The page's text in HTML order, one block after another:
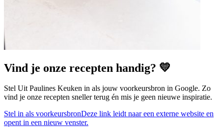
Vind je onze recepten handig? 💛
Stel Uit Paulines Keuken in als jouw voorkeursbron in Google. Zo
vind je onze recepten sneller terug én mis je geen nieuwe inspiratie.
Stel in als voorkeursbronDeze link leidt naar een externe website en
opent in een nieuw venster.